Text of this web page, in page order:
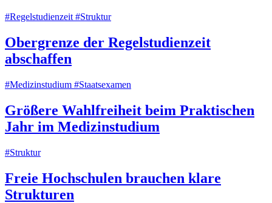
#Regelstudienzeit #Struktur
Obergrenze der Regelstudienzeit
abschaffen
#Medizinstudium #Staatsexamen
Größere Wahlfreiheit beim Praktischen
Jahr im Medizinstudium
#Struktur
Freie Hochschulen brauchen klare
Strukturen